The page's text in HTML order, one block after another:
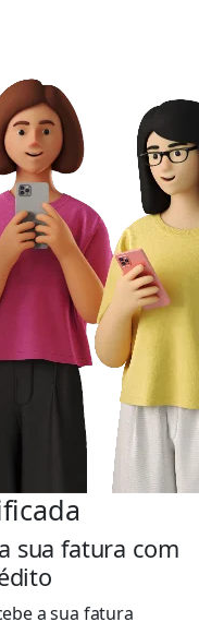
sua fatura com
a sua fatura